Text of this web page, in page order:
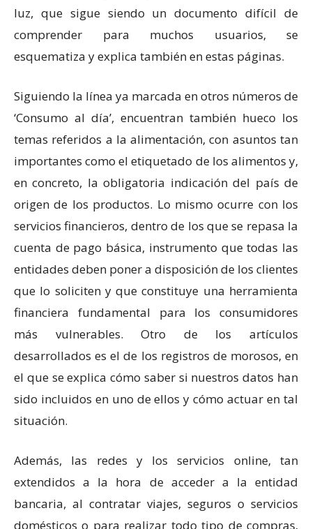
luz, que sigue siendo un documento difícil de
comprender para muchos usuarios, se
esquematiza y explica también en estas páginas.
Siguiendo la línea ya marcada en otros números de
‘Consumo al día’, encuentran también hueco los
temas referidos a la alimentación, con asuntos tan
importantes como el etiquetado de los alimentos y,
en concreto, la obligatoria indicación del país de
origen de los productos. Lo mismo ocurre con los
servicios financieros, dentro de los que se repasa la
cuenta de pago básica, instrumento que todas las
entidades deben poner a disposición de los clientes
que lo soliciten y que constituye una herramienta
financiera fundamental para los consumidores
más vulnerables. Otro de los artículos
desarrollados es el de los registros de morosos, en
el que se explica cómo saber si nuestros datos han
sido incluidos en uno de ellos y cómo actuar en tal
situación.
Además, las redes y los servicios online, tan
extendidos a la hora de acceder a la entidad
bancaria, al contratar viajes, seguros o servicios
domésticos o para realizar todo tipo de compras,